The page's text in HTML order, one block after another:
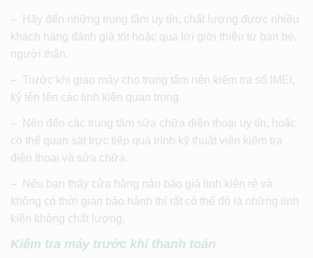
– Hãy đến những trung tâm uy tín, chất lượng được nhiều
khách hàng đánh giá tốt hoặc qua lời giới thiệu từ bạn bè,
người thân.
– Trước khi giao máy cho trung tâm nên kiểm tra số IMEI,
ký tên lên các linh kiện quan trọng.
– Nên đến các trung tâm sửa chữa điện thoại uy tín, hoặc
có thể quan sát trực tiếp quá trình kỹ thuật viên kiểm tra
điện thoại và sửa chữa.
– Nếu bạn thấy cửa hàng nào báo giá linh kiện rẻ và
không có thời gian bảo hành thì rất có thể đó là những linh
kiện không chất lượng.
Kiểm tra máy trước khi thanh toán